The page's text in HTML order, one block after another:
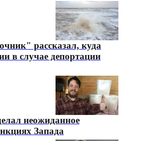
рассказал, куда
в случае депортации
неожиданное
Запада